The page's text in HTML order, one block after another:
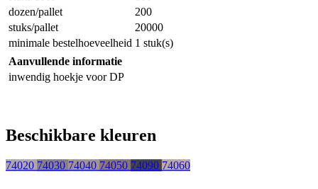
dozen/pallet
200
stuks/pallet
20000
minimale bestelhoeveelheid 1 stuk(s)
Aanvullende informatie
inwendig hoekje voor DP
Beschikbare kleuren
74020 74030 74040 74050 74090 74060